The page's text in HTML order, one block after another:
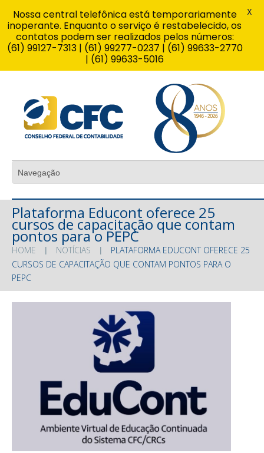
Plataforma Educont oferece 25
cursos de capacitação que contam
pontos para o PEPC
HOME NOTÍCIAS
PLATAFORMA EDUCONT OFERECE 25
CURSOS DE CAPACITAÇÃO QUE CONTAM PONTOS PARA O
PEPC
Nossa central telefônica está temporariamente
inoperante. Enquanto o serviço é restabelecido, os
contatos podem ser realizados pelos números:
(61) 99127-7313 | (61) 99277-0237 | (61) 99633-2770
| (61) 99633-5016
X